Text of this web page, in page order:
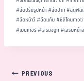
#ฉีดปรับรูปหน้า#ฉีดปาก#ฉีดฟิล
#ฉีดหน้าวี#ฉีดแก้ม#ซิลิโคน
#เมนเทอร์#เสริมจมูก#เสริมหน้า
PREVIOUS